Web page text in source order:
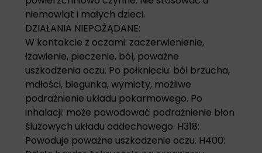
niemowląt i małych dzieci.
DZIAŁANIA NIEPOŻĄDANE:
W kontakcie z oczami: zaczerwienienie,
łzawienie, pieczenie, ból, poważne
uszkodzenia oczu. Po połknięciu: ból brzucha,
mdłości, biegunka, wymioty, możliwe
podrażnienie układu pokarmowego. Po
inhalacji: może powodować podrażnienie błon
śluzowych układu oddechowego. H318:
Powoduje poważne uszkodzenie oczu. H400: